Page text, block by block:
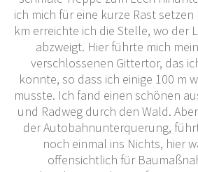
ich mich für eine kurze Rast
km erreichte ich die Stelle, wo der
abzweigt. Hier führte mich
verschlossenen Gittertor, das
konnte, so dass ich einige 100 m
musste. Ich fand einen schönen
und Radweg durch den Wald.
der Autobahnunterquerung,
noch einmal ins Nichts, hier
offensichtlich für